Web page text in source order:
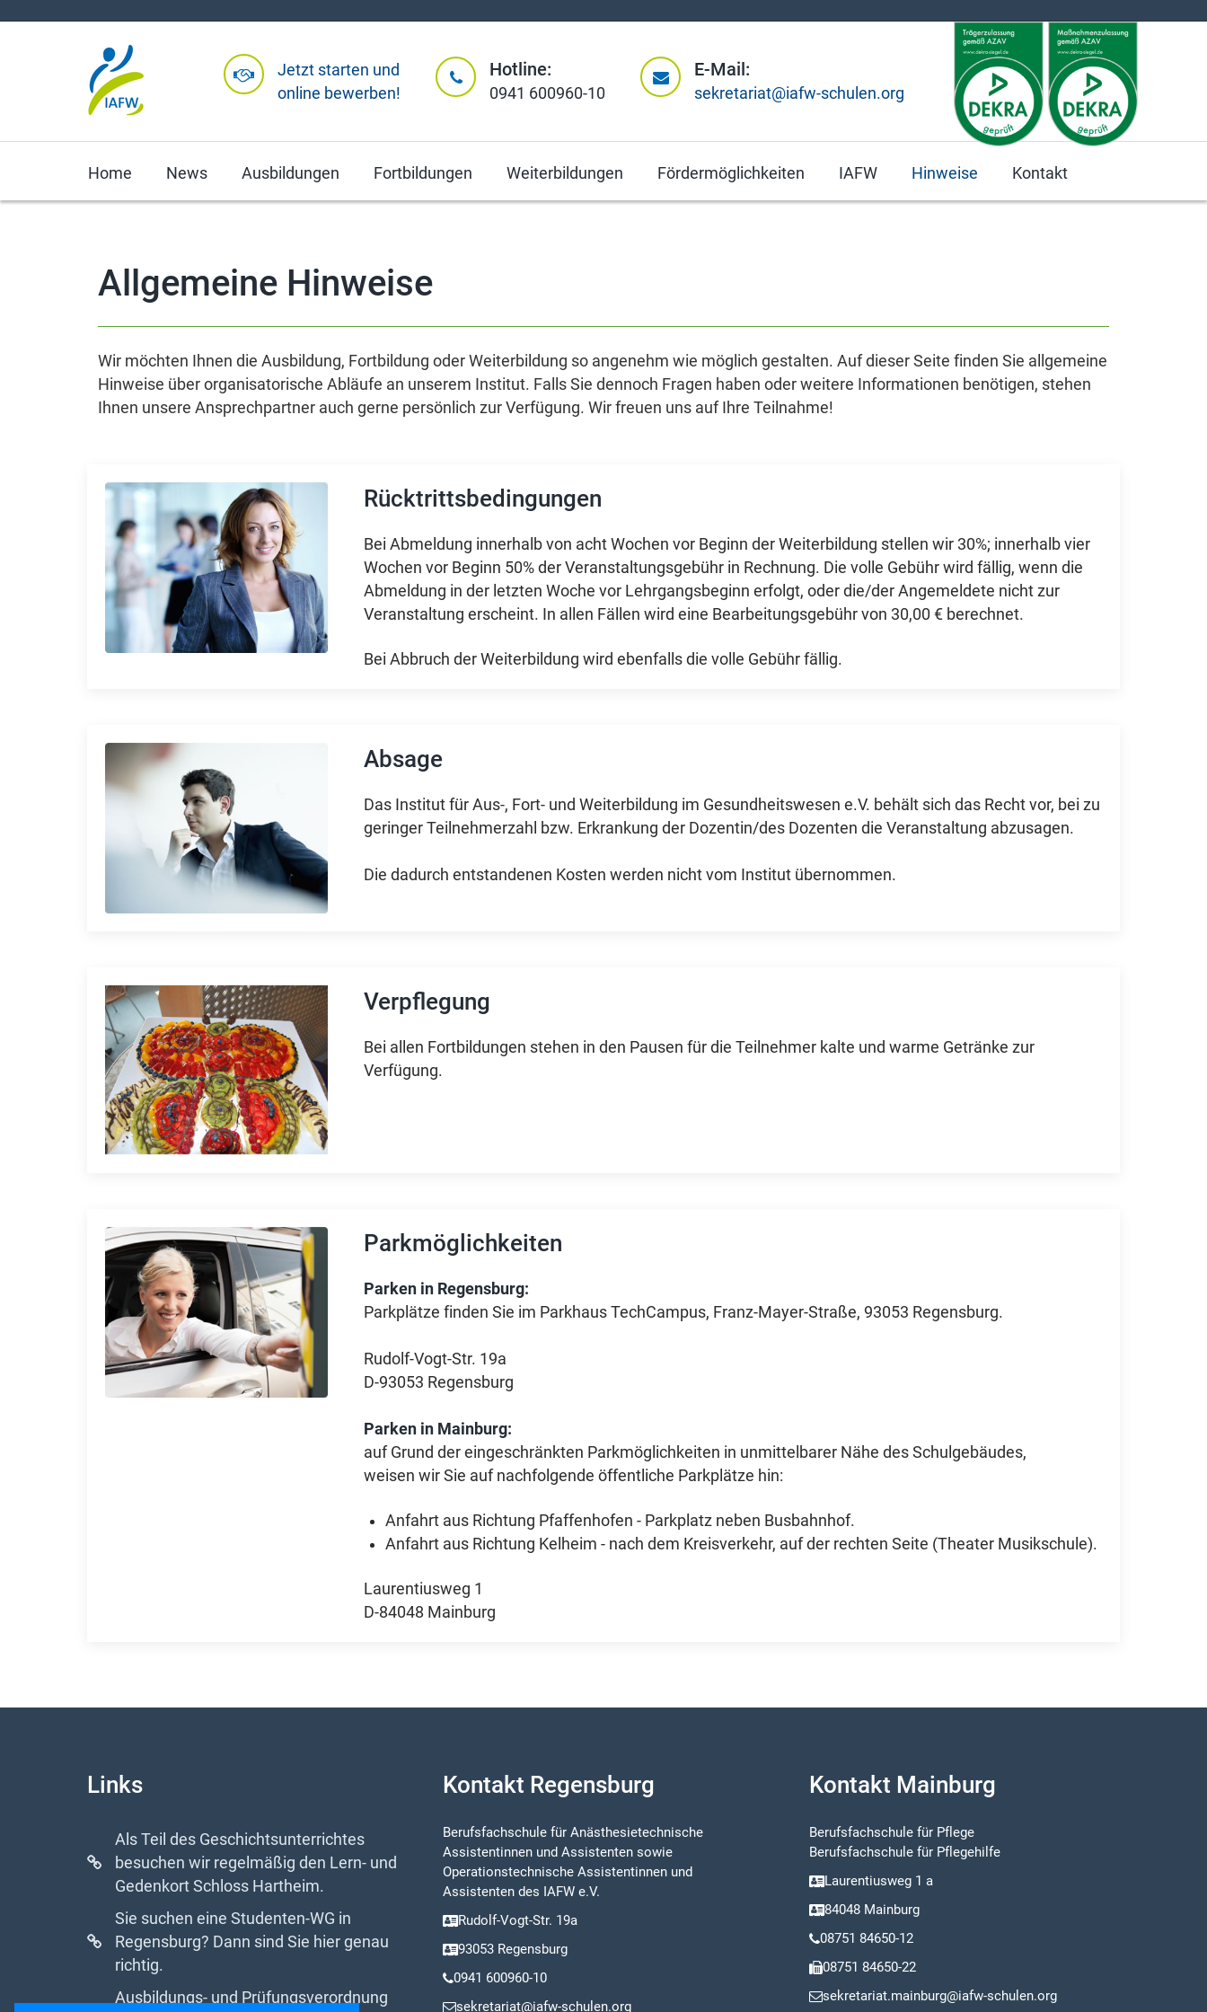
Jetzt starten und
online bewerben!
Hotline:
0941 600960-10
E-Mail:
sekretariat@iafw-schulen.org
Home News Ausbildungen Fortbildungen Weiterbildungen Fördermöglichkeiten IAFW Hinweise Kontakt
Allgemeine Hinweise
Wir möchten Ihnen die Ausbildung, Fortbildung oder Weiterbildung so angenehm wie möglich gestalten. Auf dieser Seite finden Sie allgemeine
Hinweise über organisatorische Abläufe an unserem Institut. Falls Sie dennoch Fragen haben oder weitere Informationen benötigen, stehen
Ihnen unsere Ansprechpartner auch gerne persönlich zur Verfügung. Wir freuen uns auf Ihre Teilnahme!
Rücktrittsbedingungen
Bei Abmeldung innerhalb von acht Wochen vor Beginn der Weiterbildung stellen wir 30%; innerhalb vier
Wochen vor Beginn 50% der Veranstaltungsgebühr in Rechnung. Die volle Gebühr wird fällig, wenn die
Abmeldung in der letzten Woche vor Lehrgangsbeginn erfolgt, oder die/der Angemeldete nicht zur
Veranstaltung erscheint. In allen Fällen wird eine Bearbeitungsgebühr von 30,00 € berechnet.
Bei Abbruch der Weiterbildung wird ebenfalls die volle Gebühr fällig.
Absage
Das Institut für Aus-, Fort- und Weiterbildung im Gesundheitswesen e.V. behält sich das Recht vor, bei zu
geringer Teilnehmerzahl bzw. Erkrankung der Dozentin/des Dozenten die Veranstaltung abzusagen.
Die dadurch entstandenen Kosten werden nicht vom Institut übernommen.
Verpflegung
Bei allen Fortbildungen stehen in den Pausen für die Teilnehmer kalte und warme Getränke zur
Verfügung.
Parkmöglichkeiten
Parken in Regensburg:
Parkplätze finden Sie im Parkhaus TechCampus, Franz-Mayer-Straße, 93053 Regensburg.
Rudolf-Vogt-Str. 19a
D-93053 Regensburg
Parken in Mainburg:
auf Grund der eingeschränkten Parkmöglichkeiten in unmittelbarer Nähe des Schulgebäudes,
weisen wir Sie auf nachfolgende öffentliche Parkplätze hin:
Anfahrt aus Richtung Pfaffenhofen - Parkplatz neben Busbahnhof.
Anfahrt aus Richtung Kelheim - nach dem Kreisverkehr, auf der rechten Seite (Theater Musikschule).
Laurentiusweg 1
D-84048 Mainburg
Links
Als Teil des Geschichtsunterrichtes
besuchen wir regelmäßig den Lern- und
Gedenkort Schloss Hartheim.
Sie suchen eine Studenten-WG in
Regensburg? Dann sind Sie hier genau
richtig.
Ausbildungs- und Prüfungsverordnung
Kontakt Regensburg
Berufsfachschule für Anästhesietechnische
Assistentinnen und Assistenten sowie
Operationstechnische Assistentinnen und
Assistenten des IAFW e.V.
Rudolf-Vogt-Str. 19a
93053 Regensburg
0941 600960-10
sekretariat@iafw-schulen.org
Kontakt Mainburg
Berufsfachschule für Pflege
Berufsfachschule für Pflegehilfe
Laurentiusweg 1 a
84048 Mainburg
08751 84650-12
08751 84650-22
sekretariat.mainburg@iafw-schulen.org